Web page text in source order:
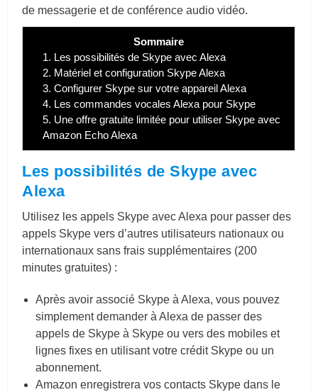
de messagerie et de conférence audio vidéo.
Sommaire
1. Les possibilités de Skype avec Alexa
2. Matériel et configuration Skype Alexa
3. Configurer Skype sur votre appareil Alexa
4. Les commandes vocales Alexa pour Skype
5. Une offre gratuite limitée pour utiliser Skype avec
Amazon Echo Alexa
Les possibilités de Skype avec
Alexa
Utilisez les appels Skype avec Alexa pour passer des
appels Skype vers d’autres utilisateurs nationaux ou
internationaux sans frais supplémentaires (200
minutes gratuites) :
Après avoir associé Skype à Alexa, vous pouvez
simplement demander à Alexa de passer des
appels de Skype à Skype ou vers des mobiles et
lignes fixes en utilisant votre crédit Skype ou un
abonnement.
Amazon enregistrera vos contacts Skype dans le